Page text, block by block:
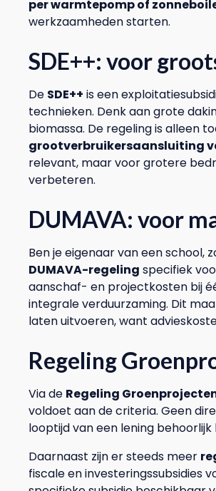
per warmtepomp of
werkzaamheden starten.
SDE++: voor
De SDE++ is een
technieken. Denk aan grote
biomassa. De regeling is alleen
grootverbruikersaansluiting
relevant, maar voor grotere
verbeteren.
DUMAVA: voor
Ben je eigenaar van een school,
DUMAVA-regeling specifiek
aanschaf- en projectkosten bij
integrale verduurzaming. Dit
laten uitvoeren, want
Regeling
Via de Regeling
voldoet aan de criteria. Geen
looptijd van een lening behoorlijk
Daarnaast zijn er steeds meer
fiscale en investeringssubsidies